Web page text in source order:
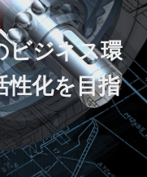
ビジネス環
性化を目指